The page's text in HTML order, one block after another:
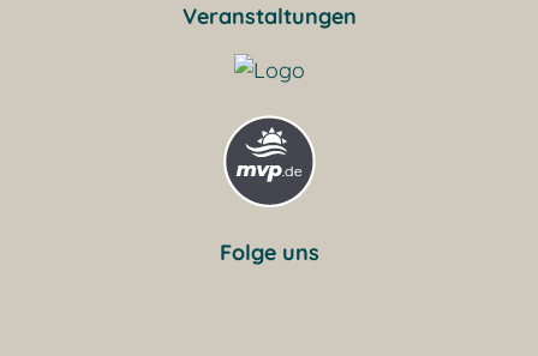
Veranstaltungen
Folge uns